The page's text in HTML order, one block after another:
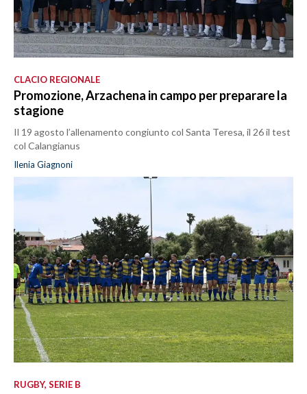
CLACIO REGIONALE
Promozione, Arzachena in campo per preparare la
stagione
Il 19 agosto l’allenamento congiunto col Santa Teresa, il 26 il test
col Calangianus
Ilenia Giagnoni
RUGBY, SERIE B